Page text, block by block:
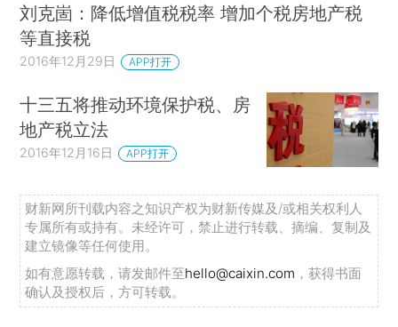
刘克崮：降低增值税税率 增加个税房地产税
等直接税
2016年12月29日 APP打开
十三五将推动环境保护税、房
地产税立法
2016年12月16日 APP打开
财新网所刊载内容之知识产权为财新传媒及/或相关权利人
专属所有或持有。未经许可，禁止进行转载、摘编、复制及
建立镜像等任何使用。
如有意愿转载，请发邮件至hello@caixin.com ，获得书面
确认及授权后，方可转载。